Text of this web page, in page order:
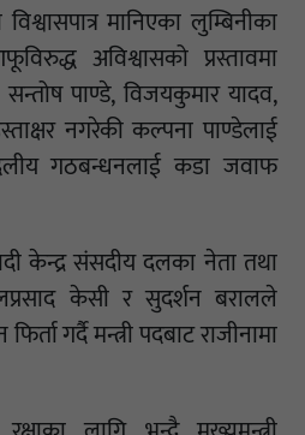
मानिएका लुम्बिनीका
अविश्वासको प्रस्तावमा
पाण्डे, विजयकुमार यादव,
नगरेकी कल्पना पाण्डेलाई
गठबन्धनलाई कडा जवाफ
केन्द्र संसदीय दलका नेता तथा
केसी र सुदर्शन बरालले
गर्दै मन्त्री पदबाट राजीनामा